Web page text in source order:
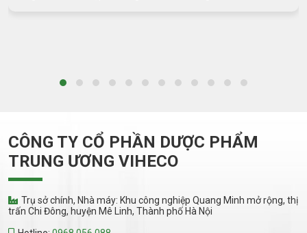
CÔNG TY CỔ PHẦN DƯỢC PHẨM
TRUNG ƯƠNG VIHECO
Trụ sở chính, Nhà máy: Khu công nghiệp Quang Minh mở rộng, thị
trấn Chi Đông, huyện Mê Linh, Thành phố Hà Nội